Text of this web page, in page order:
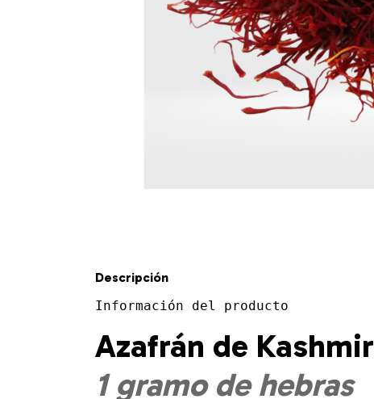
Descripción
Información del producto
Azafrán de Kashmir
1 gramo de hebras